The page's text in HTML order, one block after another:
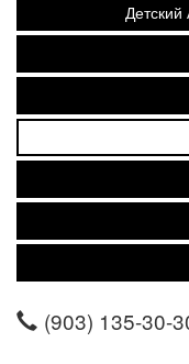
Детский
(903) 135-30-